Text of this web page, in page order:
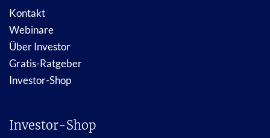
Kontakt
Webinare
Über Investor
Gratis-Ratgeber
Investor-Shop
Investor-Shop